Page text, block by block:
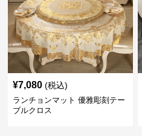
¥7,080 (税込)
ランチョンマット 優雅彫刻テー
ブルクロス